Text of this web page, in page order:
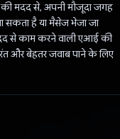
मदद से, अपनी मौजूदा जगह
सकता है या मैसेज भेजा जा
से काम करने वाली एआई की
और बेहतर जवाब पाने के लिए